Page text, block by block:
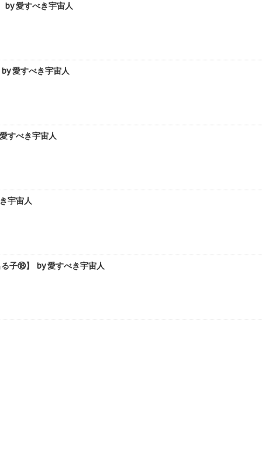
by 愛すべき宇宙人
愛すべき宇宙人
すべき宇宙人
宇宙人
る子⑱】 by 愛すべき宇宙人